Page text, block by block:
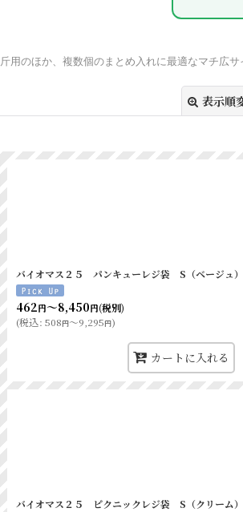
用のほか、複数個のまとめ入れに最適なマチ広サ
表示順
バイオマス２５ パンキューレジ袋 S（ベージュ）
462円～8,450円(税別)
(税込: 508円～9,295円)
カートに入れる
バイオマス２５ ピクニックレジ袋 S（クリーム）